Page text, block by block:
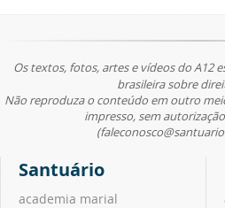
Os textos, fotos, artes e vídeos do A12
brasileira sobre
Não reproduza o conteúdo em outro
impresso, sem
Santuário
academia marial